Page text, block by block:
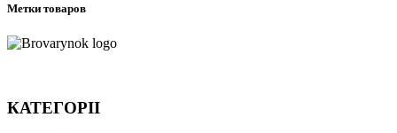
Метки товаров
КАТЕГОРІІ